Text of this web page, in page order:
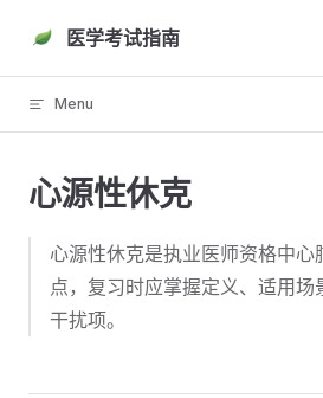
Skip to content
医学考试指南
Menu
心源性休克
心源性休克是执业医师资格中心
点，复习时应掌握定义、适用场
干扰项。